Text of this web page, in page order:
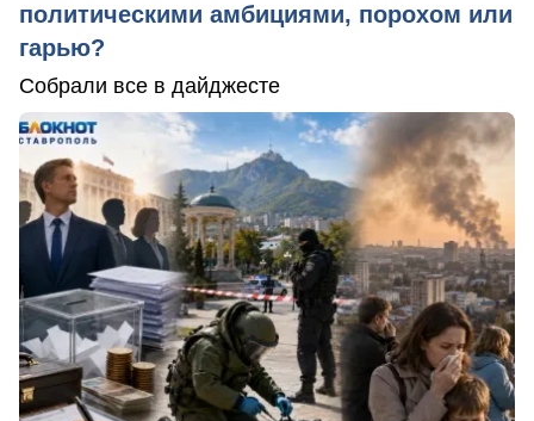
политическими амбициями, порохом или
гарью?
Собрали все в дайджесте